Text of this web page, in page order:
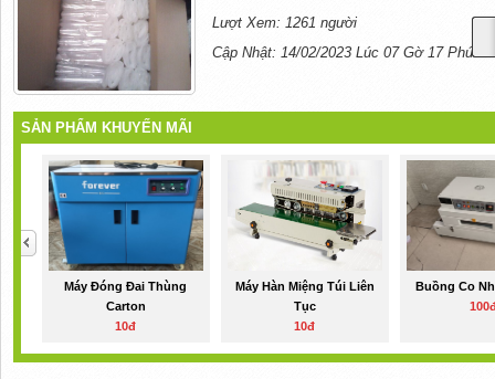
Lượt Xem: 1261 người
Cập Nhật: 14/02/2023 Lúc 07 Gờ 17 Phút
SẢN PHẨM KHUYẾN MÃI
Máy Đóng Đai Thùng
Carton
10đ
Máy Hàn Miệng Túi Liên
Tục
10đ
Buồng Co